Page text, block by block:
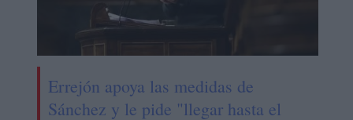
Errejón apoya las medidas de
Sánchez y le pide "llegar hasta el